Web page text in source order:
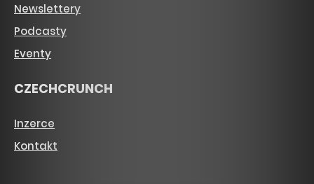
Newslettery
Podcasty
Eventy
CZECHCRUNCH
Inzerce
Kontakt